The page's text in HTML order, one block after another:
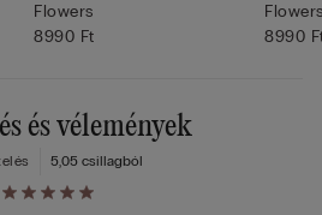
Flowers
8990 Ft
8990
és vélemények
5,05 csillagból